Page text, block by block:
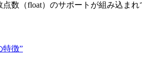
数（float）のサポートが組み込まれ
特徴”